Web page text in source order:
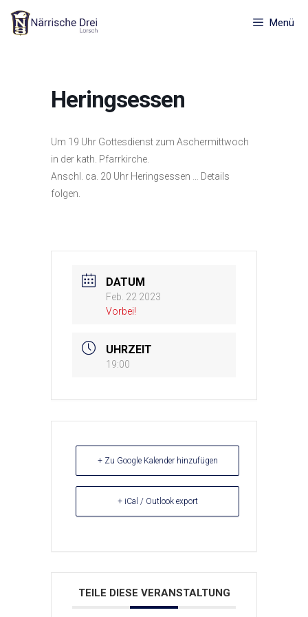
Zum
Inhalt
springen
Menü
Heringsessen
Um 19 Uhr Gottesdienst zum Aschermittwoch
in der kath. Pfarrkirche.
Anschl. ca. 20 Uhr Heringsessen … Details
folgen.
DATUM
Feb. 22 2023
Vorbei!
UHRZEIT
19:00
+ Zu Google Kalender hinzufügen
+ iCal / Outlook export
TEILE DIESE VERANSTALTUNG